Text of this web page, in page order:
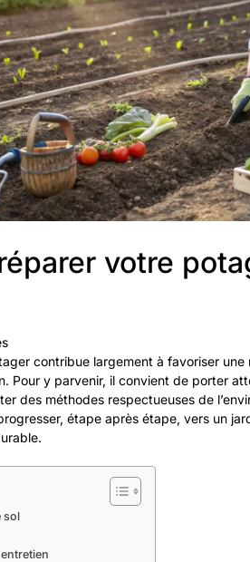
votre
contribue largement à favoriser
Pour y parvenir, il convient de porter
des méthodes respectueuses de
étape après étape, vers un
sol